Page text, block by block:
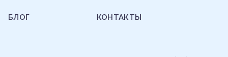
БЛОГ КОНТАКТЫ